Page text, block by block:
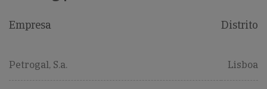
Empresa Distrito
Petrogal, S.a. Lisboa